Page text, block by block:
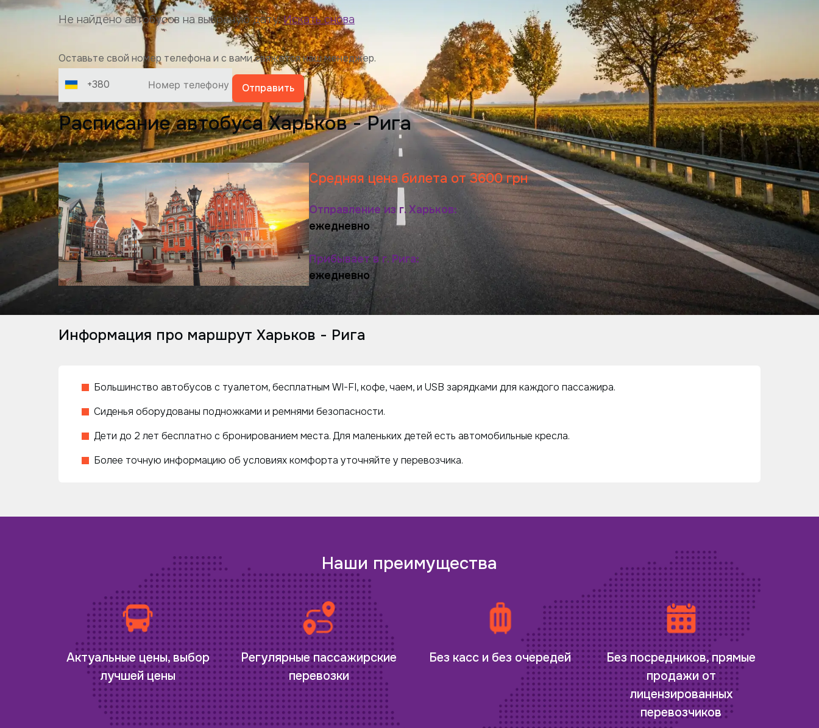
Не найдено автобусов на выбраную дату.Искать снова
Оставьте свой номер телефона и с вами свяжется наш менеджер.
+380 Отправить
Расписание автобуса Харьков - Рига
Средняя цена билета от 3600 грн
Отправление из г. Харьков:
ежедневно
Прибывает в г. Рига:
ежедневно
Информация про маршрут Харьков - Рига
Большинство автобусов с туалетом, бесплатным WI-FI, кофе, чаем, и USB зарядками для каждого пассажира.
Сиденья оборудованы подножками и ремнями безопасности.
Дети до 2 лет бесплатно с бронированием места. Для маленьких детей есть автомобильные кресла.
Более точную информацию об условиях комфорта уточняйте у перевозчика.
Наши преимущества
Актуальные цены, выбор
лучшей цены
Регулярные пассажирские
перевозки
Без касс и без очередей
Без посредников, прямые
продажи от
лицензированных
перевозчиков